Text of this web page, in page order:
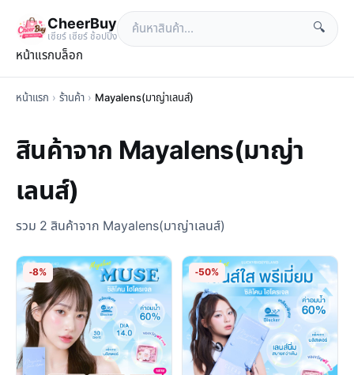
CheerBuy
เซียร์ เซียร์ ช้อปปิ้ง
🔍
หน้าแรกบล็อก
หน้าแรก › ร้านค้า › Mayalens(มาญ่าเลนส์)
สินค้าจาก Mayalens(มาญ่า
เลนส์)
รวม 2 สินค้าจาก Mayalens(มาญ่าเลนส์)
-8% -50%